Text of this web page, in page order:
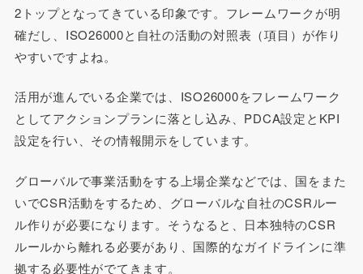
2トップとなってきている印象です。フレームワークが明
確だし、ISO26000と自社の活動の対照表（項目）が作り
やすいですよね。
活用が進んでいる企業では、ISO26000をフレームワーク
としてアクションプランに落とし込み、PDCA設定とKPI
設定を行い、その情報開示をしています。
グローバルで事業活動をする上場企業などでは、国をまた
いでCSR活動をするため、グローバルな自社のCSRルー
ル作りが必要になります。そうなると、日本独特のCSR
ルールから離れる必要があり、国際的なガイドラインに準
拠する必要性がでてきます。